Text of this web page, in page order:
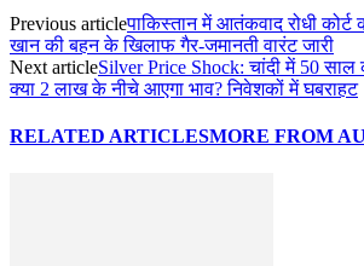
Previous articleपाकिस्तान में आतंकवाद रोधी
खान की बहन के खिलाफ गैर-जमानती वारंट जारी
Next articleSilver Price Shock: चांदी में 50 साल
क्या 2 लाख के नीचे आएगा भाव? निवेशकों में घबराहट
RELATED ARTICLESMORE FROM